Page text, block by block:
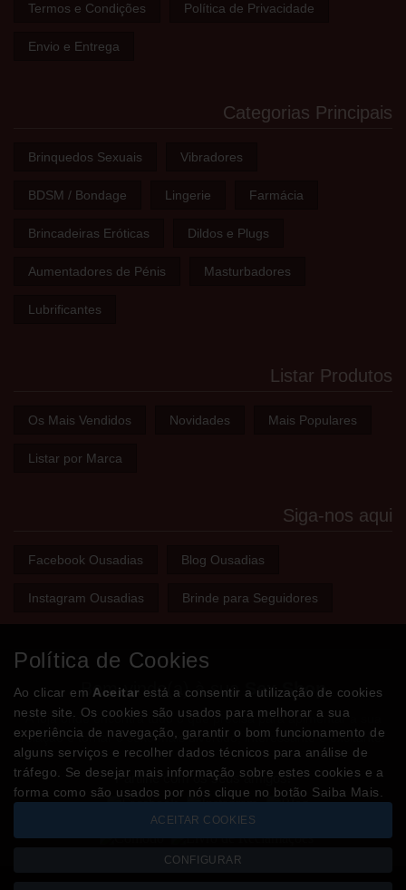
Termos e Condições Política de Privacidade
Envio e Entrega
Categorias Principais
Brinquedos Sexuais Vibradores
BDSM / Bondage Lingerie Farmácia
Brincadeiras Eróticas Dildos e Plugs
Aumentadores de Pénis Masturbadores
Lubrificantes
Listar Produtos
Os Mais Vendidos Novidades Mais Populares
Listar por Marca
Siga-nos aqui
Facebook Ousadias Blog Ousadias
Instagram Ousadias Brinde para Seguidores
Bem-vindo(a) à sua Sex Shop
A loja onde encontra tudo o que precisa para apimentar a sua
relação e tornar o sexo mais divertido, interessante e excitante!
Partilhe com os seus amigos!
Política de Cookies
Ao clicar em Aceitar está a consentir a utilização de cookies
neste site. Os cookies são usados para melhorar a sua
experiência de navegação, garantir o bom funcionamento de
alguns serviços e recolher dados técnicos para análise de
tráfego. Se desejar mais informação sobre estes cookies e a
forma como são usados por nós clique no botão Saiba Mais.
ACEITAR COOKIES
CONFIGURAR